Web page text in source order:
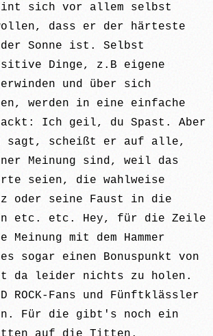
sich vor allem selbst
dass er der härteste
der Sonne ist. Selbst
Dinge, z.B eigene
und über sich
werden in eine einfache
Ich geil, du Spast. Aber
sagt, scheißt er auf alle,
Meinung sind, weil das
seien, die wahlweise
oder seine Faust in die
etc. etc. Hey, für die Zeile
Meinung mit dem Hammer
sogar einen Bonuspunkt von
da leider nichts zu holen.
ROCK-Fans und Fünftklässler
Für die gibt's noch ein